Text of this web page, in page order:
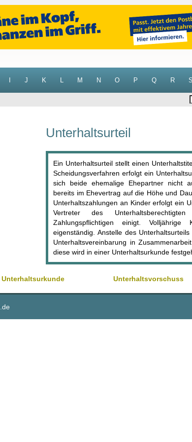
J K L M N O P Q R S
Unterhaltsurteil
Ein Unterhaltsurteil stellt einen
Scheidungsverfahren erfolgt ein
sich beide ehemalige Ehepartner nicht
bereits im Ehevertrag auf die Höhe und
Unterhaltszahlungen an Kinder erfolgt ein
Vertreter des
Zahlungspflichtigen einigt.
eigenständig. Anstelle des
Unterhaltsvereinbarung in
diese wird in einer Unterhaltsurkunde
Unterhaltsurkunde Unterhaltsvorschuss